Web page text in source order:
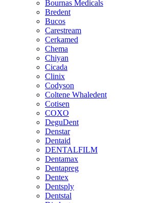
Bournas Medicals
Bredent
Bucos
Carestream
Cerkamed
Chema
Chiyan
Cicada
Clinix
Codyson
Coltene Whaledent
Cotisen
COXO
DeguDent
Denstar
Dentaid
DENTALFILM
Dentamax
Dentapreg
Dentex
Dentsply
Dentstal